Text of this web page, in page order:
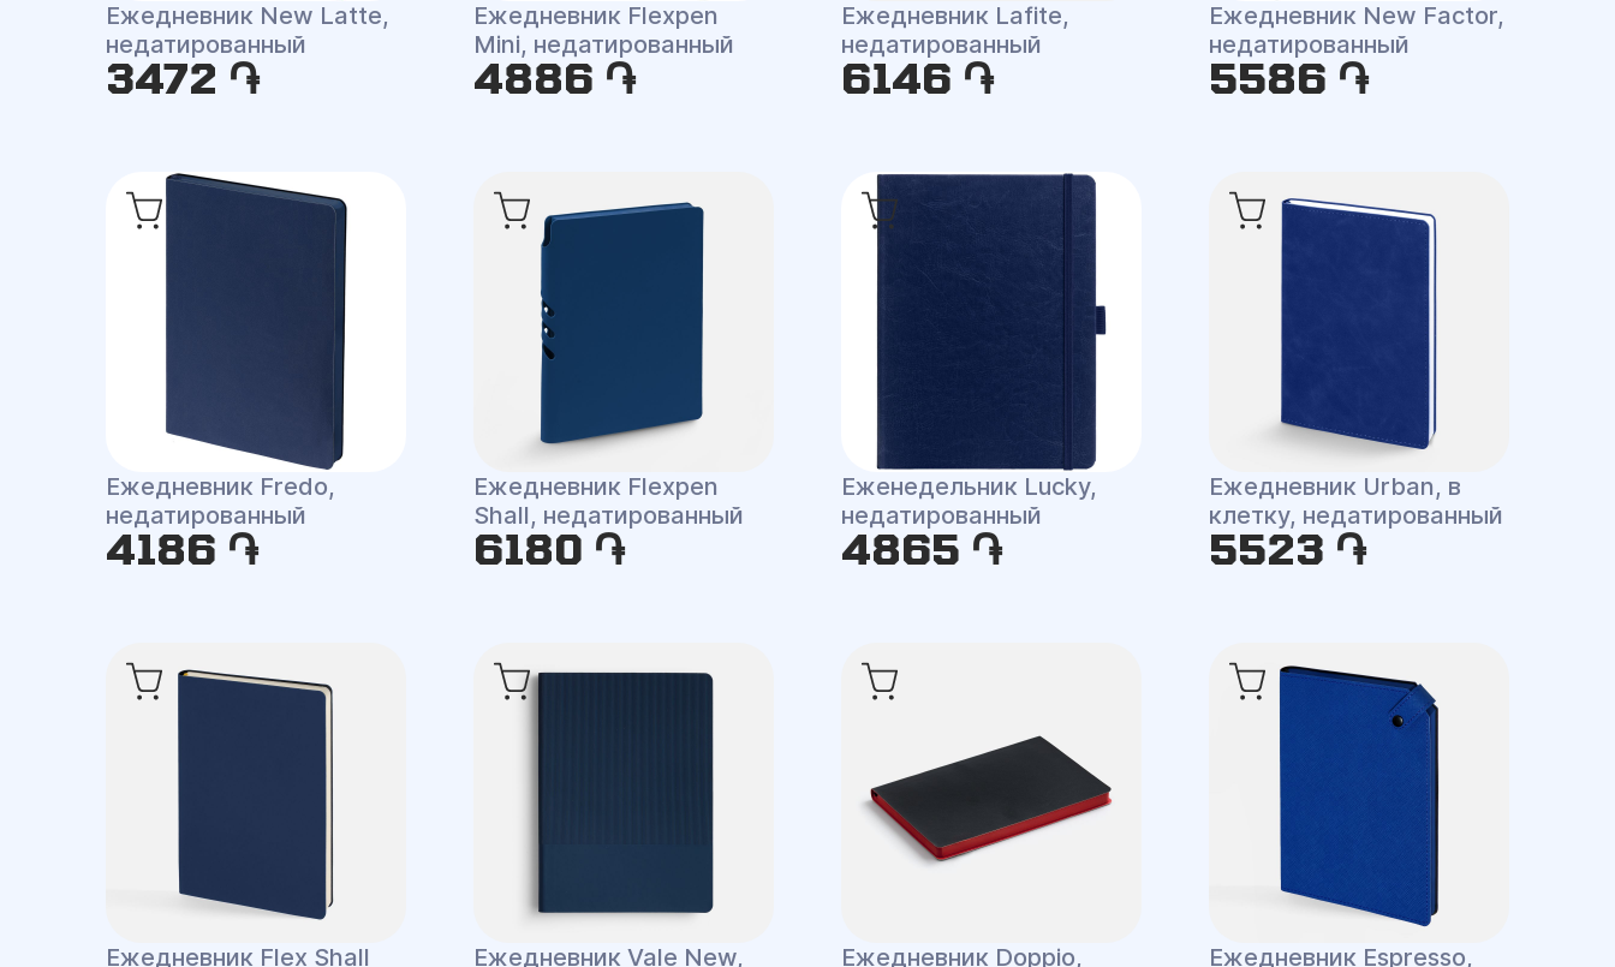
Ежедневник New Latte,
недатированный
3472 ֏
Ежедневник Flexpen
Mini, недатированный
4886 ֏
Ежедневник Lafite,
недатированный
6146 ֏
Ежедневник New Factor,
недатированный
5586 ֏
Ежедневник Fredo,
недатированный
4186 ֏
Ежедневник Flexpen
Shall, недатированный
6180 ֏
Еженедельник Lucky,
недатированный
4865 ֏
Ежедневник Urban, в
клетку, недатированный
5523 ֏
Ежедневник Flex Shall
Ежедневник Vale New,
Ежедневник Doppio,
Ежедневник Espresso,